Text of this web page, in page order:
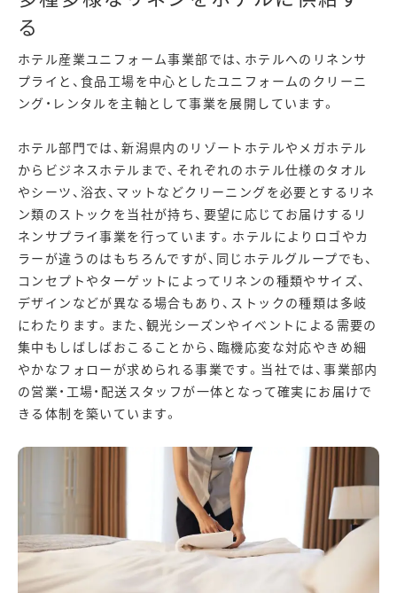
る
ホテル産業ユニフォーム事業部では、ホテルへのリネンサ
プライと、食品工場を中心としたユニフォームのクリーニ
ング・レンタルを主軸として事業を展開しています。
ホテル部門では、新潟県内のリゾートホテルやメガホテル
からビジネスホテルまで、それぞれのホテル仕様のタオル
やシーツ、浴衣、マットなどクリーニングを必要とするリネ
ン類のストックを当社が持ち、要望に応じてお届けするリ
ネンサプライ事業を行っています。ホテルによりロゴやカ
ラーが違うのはもちろんですが、同じホテルグループでも、
コンセプトやターゲットによってリネンの種類やサイズ、
デザインなどが異なる場合もあり、ストックの種類は多岐
にわたります。また、観光シーズンやイベントによる需要の
集中もしばしばおこることから、臨機応変な対応やきめ細
やかなフォローが求められる事業です。当社では、事業部内
の営業・工場・配送スタッフが一体となって確実にお届けで
きる体制を築いています。